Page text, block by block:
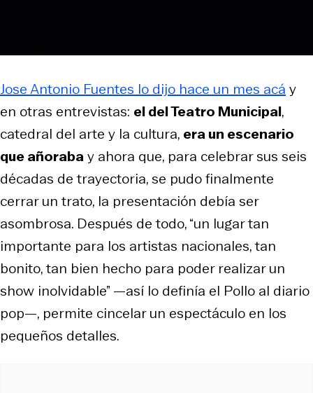
Jose Antonio Fuentes lo dijo hace un mes acá y
en otras entrevistas: el del Teatro Municipal,
catedral del arte y la cultura, era un escenario
que añorabay ahora que, para celebrar sus seis
décadas de trayectoria, se pudo finalmente
cerrar un trato, la presentación debía ser
asombrosa. Después de todo, “un lugar tan
importante para los artistas nacionales, tan
bonito, tan bien hecho para poder realizar un
show inolvidable” —así lo definía el Pollo al diario
pop—, permite cincelar un espectáculo en los
pequeños detalles.